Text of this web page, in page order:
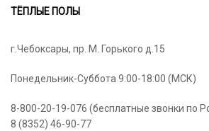
ТЁПЛЫЕ ПОЛЫ
г.Чебоксары, пр. М. Горького д.15
Понедельник-Суббота 9:00-18:00 (МСК)
8-800-20-19-076 (бесплатные звонки по
8 (8352) 46-90-77